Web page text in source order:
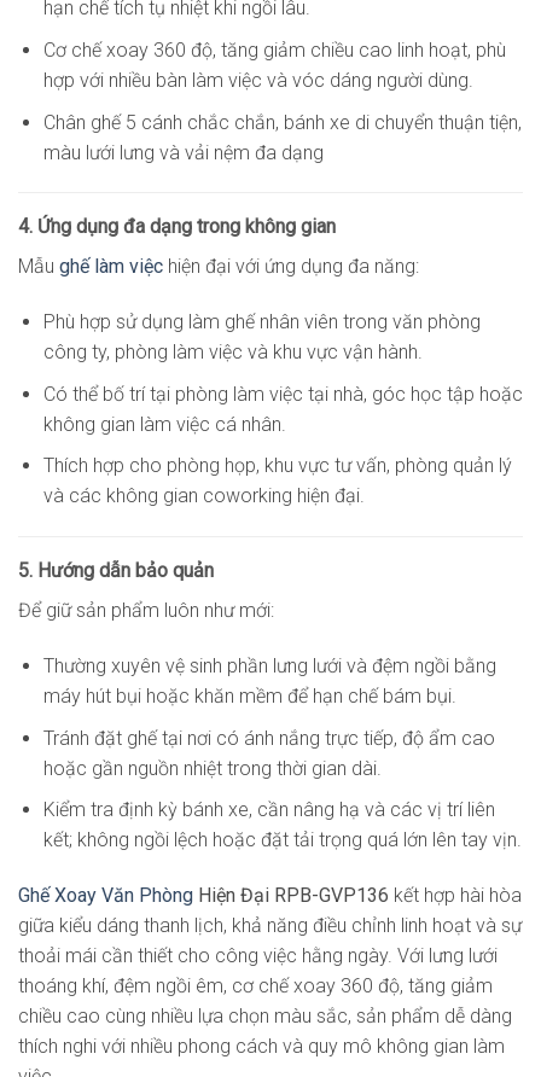
hạn chế tích tụ nhiệt khi ngồi lâu.
Cơ chế xoay 360 độ, tăng giảm chiều cao linh hoạt, phù
hợp với nhiều bàn làm việc và vóc dáng người dùng.
Chân ghế 5 cánh chắc chắn, bánh xe di chuyển thuận tiện,
màu lưới lưng và vải nệm đa dạng
4. Ứng dụng đa dạng trong không gian
Mẫu ghế làm việc hiện đại với ứng dụng đa năng:
Phù hợp sử dụng làm ghế nhân viên trong văn phòng
công ty, phòng làm việc và khu vực vận hành.
Có thể bố trí tại phòng làm việc tại nhà, góc học tập hoặc
không gian làm việc cá nhân.
Thích hợp cho phòng họp, khu vực tư vấn, phòng quản lý
và các không gian coworking hiện đại.
5. Hướng dẫn bảo quản
Để giữ sản phẩm luôn như mới:
Thường xuyên vệ sinh phần lưng lưới và đệm ngồi bằng
máy hút bụi hoặc khăn mềm để hạn chế bám bụi.
Tránh đặt ghế tại nơi có ánh nắng trực tiếp, độ ẩm cao
hoặc gần nguồn nhiệt trong thời gian dài.
Kiểm tra định kỳ bánh xe, cần nâng hạ và các vị trí liên
kết; không ngồi lệch hoặc đặt tải trọng quá lớn lên tay vịn.
Ghế Xoay Văn Phòng Hiện Đại RPB-GVP136 kết hợp hài hòa
giữa kiểu dáng thanh lịch, khả năng điều chỉnh linh hoạt và sự
thoải mái cần thiết cho công việc hằng ngày. Với lưng lưới
thoáng khí, đệm ngồi êm, cơ chế xoay 360 độ, tăng giảm
chiều cao cùng nhiều lựa chọn màu sắc, sản phẩm dễ dàng
thích nghi với nhiều phong cách và quy mô không gian làm